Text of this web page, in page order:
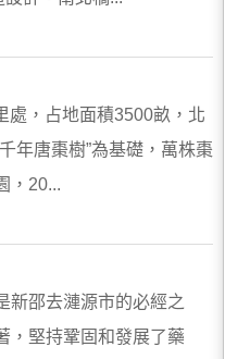
處，占地面積3500畝，北
年唐棗樹”為基礎，萬株棗
，20...
新邵去漣源市的必經之
，堅持鞏固和發展了藥